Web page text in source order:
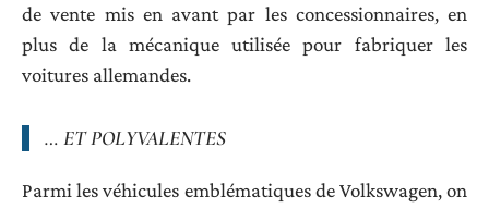
de vente mis en avant par les concessionnaires, en
plus de la mécanique utilisée pour fabriquer les
voitures allemandes.
… ET POLYVALENTES
Parmi les véhicules emblématiques de Volkswagen, on